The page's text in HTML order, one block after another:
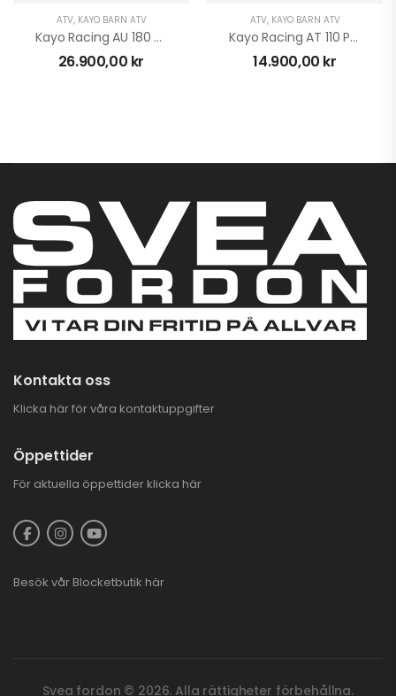
ATV, KAYO BARN ATV
Kayo Racing AU 180 Utility
26.900,00 kr
ATV, KAYO BARN ATV
Kayo Racing AT 110 Predator
14.900,00 kr
Kontakta oss
Klicka här för våra kontaktuppgifter
Öppettider
För aktuella öppettider klicka här
Besök vår Blocketbutik här
Svea fordon © 2026. Alla rättigheter förbehållna.